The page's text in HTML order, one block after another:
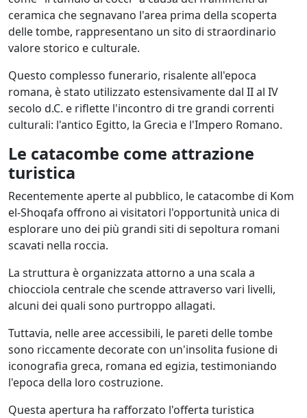
ceramica che segnavano l'area prima della scoperta
delle tombe, rappresentano un sito di straordinario
valore storico e culturale.
Questo complesso funerario, risalente all'epoca
romana, è stato utilizzato estensivamente dal II al IV
secolo d.C. e riflette l'incontro di tre grandi correnti
culturali: l'antico Egitto, la Grecia e l'Impero Romano.
Le catacombe come attrazione
turistica
Recentemente aperte al pubblico, le catacombe di Kom
el-Shoqafa offrono ai visitatori l'opportunità unica di
esplorare uno dei più grandi siti di sepoltura romani
scavati nella roccia.
La struttura è organizzata attorno a una scala a
chiocciola centrale che scende attraverso vari livelli,
alcuni dei quali sono purtroppo allagati.
Tuttavia, nelle aree accessibili, le pareti delle tombe
sono riccamente decorate con un'insolita fusione di
iconografia greca, romana ed egizia, testimoniando
l'epoca della loro costruzione.
Questa apertura ha rafforzato l'offerta turistica